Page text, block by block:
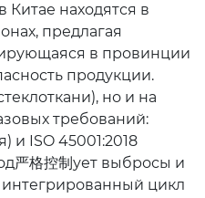
находятся в
предлагая
в провинции
продукции.
но и на
требований:
и ISO 45001:2018
严格控制ует выбросы и
цикл